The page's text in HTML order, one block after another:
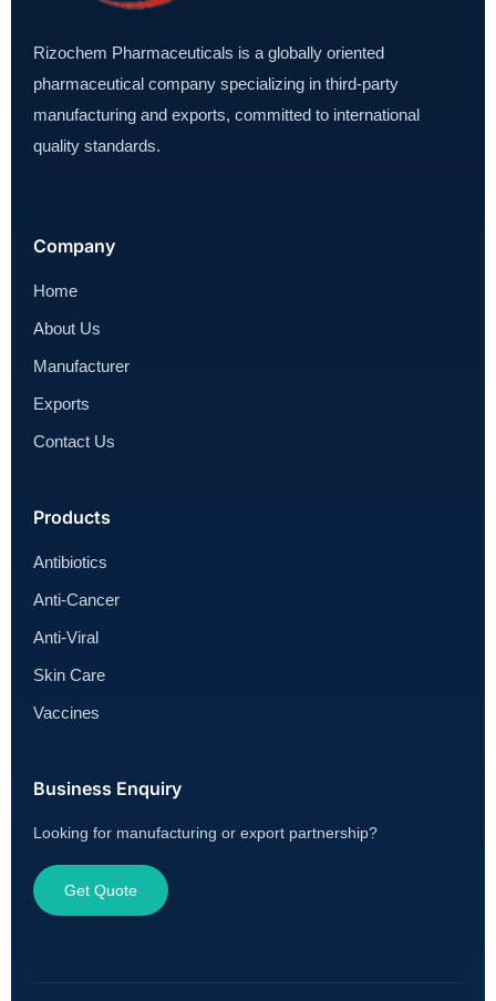
Rizochem Pharmaceuticals is a globally oriented
pharmaceutical company specializing in third-party
manufacturing and exports, committed to international
quality standards.
Company
Home
About Us
Manufacturer
Exports
Contact Us
Products
Antibiotics
Anti-Cancer
Anti-Viral
Skin Care
Vaccines
Business Enquiry
Looking for manufacturing or export partnership?
Get Quote